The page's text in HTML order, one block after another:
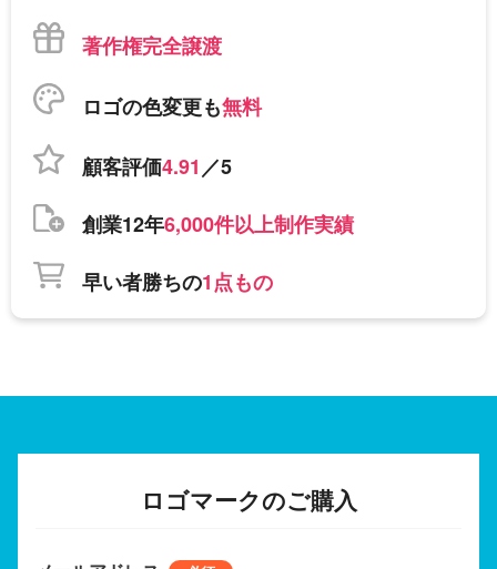
著作権完全譲渡
ロゴの色変更も無料
顧客評価4.91／5
創業12年6,000件以上制作実績
早い者勝ちの1点もの
ロゴマークのご購入